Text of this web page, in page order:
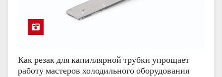
Как резак для капиллярной трубки упрощает
работу мастеров холодильного оборудования